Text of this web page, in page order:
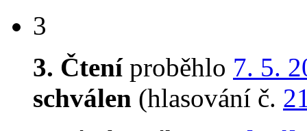
3
3. Čteníproběhlo 7. 5.
schválen (hlasování č.